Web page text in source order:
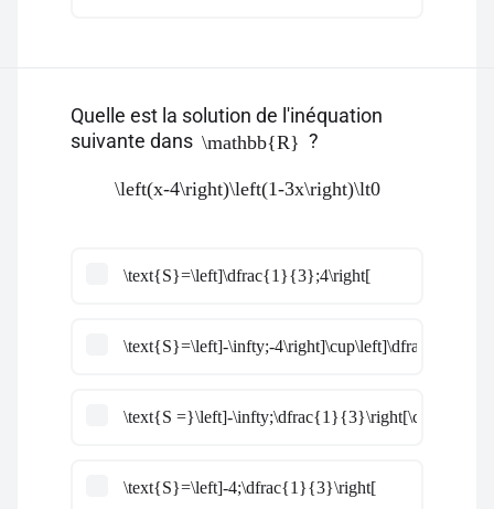
Quelle est la solution de l'inéquation
suivante dans \mathbb{R} ?
\left(x-4\right)\left(1-3x\right)\lt0
\text{S}=\left]\dfrac{1}{3};4\right[
\text{S}=\left]-\infty;-
\text{S =}\left]-
\text{S}=\left]-4;\dfrac{1}{3}\right[